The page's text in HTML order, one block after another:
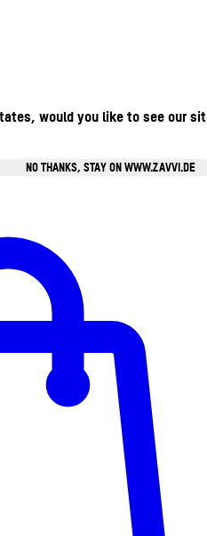
would you like to see our
NO THANKS, STAY ON WWW.ZAVVI.DE